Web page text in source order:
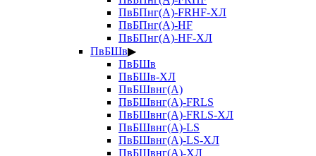
ПвБПнг(А)-FRHF-ХЛ
ПвБПнг(А)-HF
ПвБПнг(А)-HF-ХЛ
ПвБШв▶
ПвБШв
ПвБШв-ХЛ
ПвБШвнг(А)
ПвБШвнг(А)-FRLS
ПвБШвнг(А)-FRLS-ХЛ
ПвБШвнг(А)-LS
ПвБШвнг(А)-LS-ХЛ
ПвБШвнг(А)-ХЛ